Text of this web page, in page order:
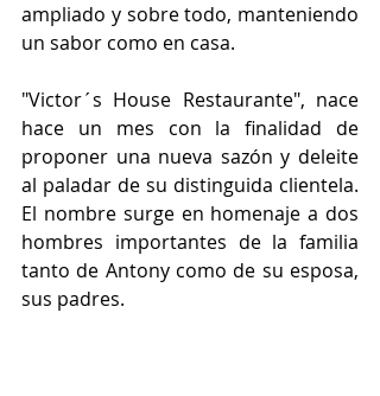
ampliado y sobre todo, manteniendo
un sabor como en casa.
"Victor´s House Restaurante", nace
hace un mes con la finalidad de
proponer una nueva sazón y deleite
al paladar de su distinguida clientela.
El nombre surge en homenaje a dos
hombres importantes de la familia
tanto de Antony como de su esposa,
sus padres.